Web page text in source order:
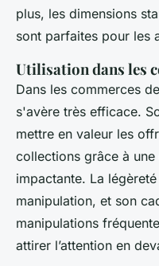
plus, les dimensions
sont parfaites pour les
Utilisation dans les
Dans les commerces
s'avère très efficace.
mettre en valeur les
collections grâce à
impactante. La
manipulation, et son
manipulations
attirer l’attention en